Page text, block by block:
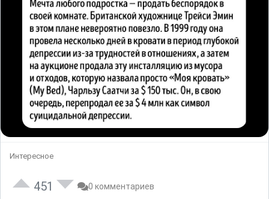
Интересное
451 0 комментариев